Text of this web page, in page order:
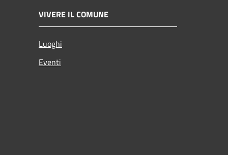
VIVERE IL COMUNE
Luoghi
Eventi